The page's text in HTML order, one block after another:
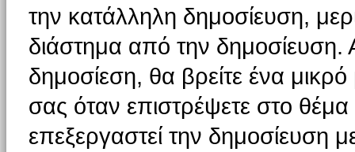
την κατάλληλη δημοσίευση,
διάστημα από την δημοσίευση.
δημοσίεση, θα βρείτε ένα
σας όταν επιστρέψετε στο
επεξεργαστεί την δημοσίευση